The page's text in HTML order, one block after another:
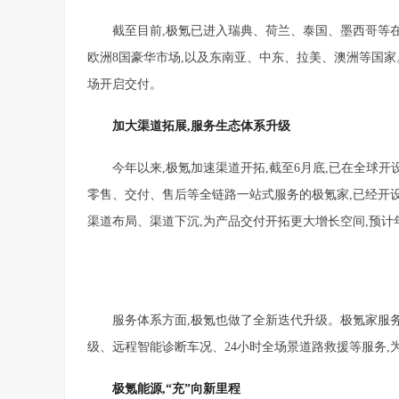
截至目前,极氪已进入瑞典、荷兰、泰国、墨西哥等
欧洲8国豪华市场,以及东南亚、中东、拉美、澳洲等国
场开启交付。
加大渠道拓展,服务生态体系升级
今年以来,极氪加速渠道开拓,截至6月底,已在全球开
零售、交付、售后等全链路一站式服务的极氪家,已经开
渠道布局、渠道下沉,为产品交付开拓更大增长空间,预计
服务体系方面,极氪也做了全新迭代升级。极氪家服
级、远程智能诊断车况、24小时全场景道路救援等服务,
极氪能源,“充”向新里程